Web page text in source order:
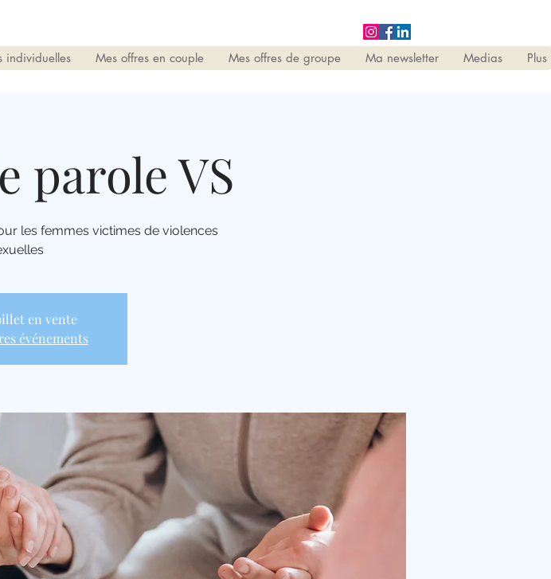
individuelles Mes offres en couple Mes offres de groupe Ma newsletter Medias Plus
parole VS
les femmes victimes de violences
en vente
événements